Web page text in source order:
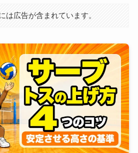
は広告が含まれています。